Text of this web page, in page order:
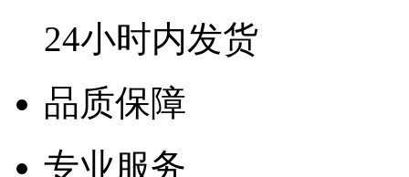
24小时内发货
品质保障
专业服务